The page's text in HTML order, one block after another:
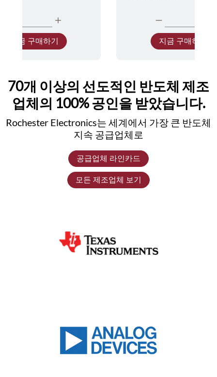
지금 구매하기 지금 구매하기
70개 이상의 선도적인 반도체 제조
업체의 100% 공인을 받았습니다.
Rochester Electronics는 세계에서 가장 큰 반도체
지속 공급업체로
공급업체 라인카드
모든 제조업체 보기